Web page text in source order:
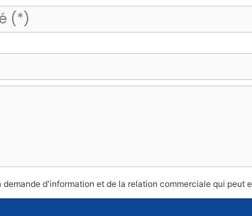
d'information et de la relation commerciale qui peut